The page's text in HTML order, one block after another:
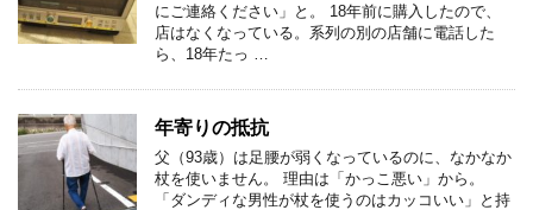
にご連絡ください」と。 18年前に購入したので、
店はなくなっている。系列の別の店舗に電話した
ら、18年たっ …
年寄りの抵抗
父（93歳）は足腰が弱くなっているのに、なかなか
杖を使いません。 理由は「かっこ悪い」から。
「ダンディな男性が杖を使うのはカッコいい」と持